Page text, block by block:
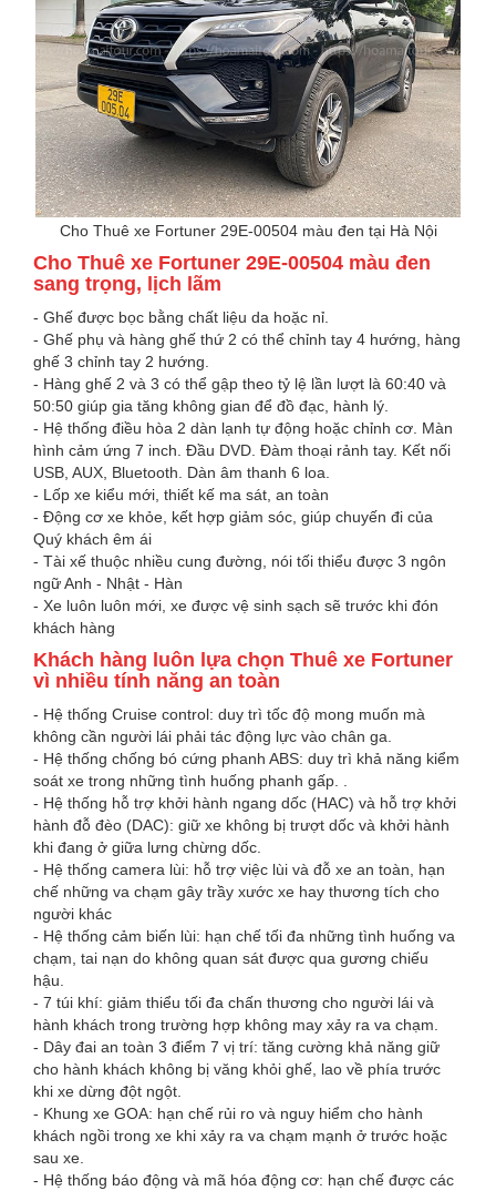
Cho Thuê xe Fortuner 29E-00504 màu đen tại Hà Nội
Cho Thuê xe Fortuner 29E-00504 màu đen
sang trọng, lịch lãm
- Ghế được bọc bằng chất liệu da hoặc nỉ.
- Ghế phụ và hàng ghế thứ 2 có thể chỉnh tay 4 hướng, hàng
ghế 3 chỉnh tay 2 hướng.
- Hàng ghế 2 và 3 có thể gập theo tỷ lệ lần lượt là 60:40 và
50:50 giúp gia tăng không gian để đồ đạc, hành lý.
- Hệ thống điều hòa 2 dàn lạnh tự động hoặc chỉnh cơ. Màn
hình cảm ứng 7 inch. Đầu DVD. Đàm thoại rảnh tay. Kết nối
USB, AUX, Bluetooth. Dàn âm thanh 6 loa.
- Lốp xe kiểu mới, thiết kế ma sát, an toàn
- Động cơ xe khỏe, kết hợp giảm sóc, giúp chuyến đi của
Quý khách êm ái
- Tài xế thuộc nhiều cung đường, nói tối thiểu được 3 ngôn
ngữ Anh - Nhật - Hàn
- Xe luôn luôn mới, xe được vệ sinh sạch sẽ trước khi đón
khách hàng
Khách hàng luôn lựa chọn Thuê xe Fortuner
vì nhiều tính năng an toàn
- Hệ thống Cruise control: duy trì tốc độ mong muốn mà
không cần người lái phải tác động lực vào chân ga.
- Hệ thống chống bó cứng phanh ABS: duy trì khả năng kiểm
soát xe trong những tình huống phanh gấp. .
- Hệ thống hỗ trợ khởi hành ngang dốc (HAC) và hỗ trợ khởi
hành đỗ đèo (DAC): giữ xe không bị trượt dốc và khởi hành
khi đang ở giữa lưng chừng dốc.
- Hệ thống camera lùi: hỗ trợ việc lùi và đỗ xe an toàn, hạn
chế những va chạm gây trầy xước xe hay thương tích cho
người khác
- Hệ thống cảm biến lùi: hạn chế tối đa những tình huống va
chạm, tai nạn do không quan sát được qua gương chiếu
hậu.
- 7 túi khí: giảm thiểu tối đa chấn thương cho người lái và
hành khách trong trường hợp không may xảy ra va chạm.
- Dây đai an toàn 3 điểm 7 vị trí: tăng cường khả năng giữ
cho hành khách không bị văng khỏi ghế, lao về phía trước
khi xe dừng đột ngột.
- Khung xe GOA: hạn chế rủi ro và nguy hiểm cho hành
khách ngồi trong xe khi xảy ra va chạm mạnh ở trước hoặc
sau xe.
- Hệ thống báo động và mã hóa động cơ: hạn chế được các